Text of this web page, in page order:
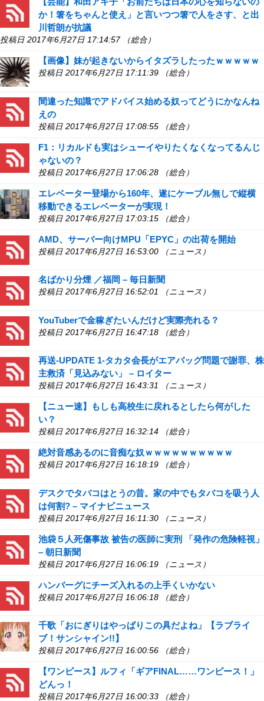
か！箸をちゃんと使え」と言いつつ箸で人をさす、と出
川哲朗が抗議
投稿日 2017年6月27日 17:14:57 （総合）
【画像】妹が起きないからイタズラしたったｗｗｗｗｗ
投稿日 2017年6月27日 17:11:39 （総合）
間違った知識でアドバイス始める奴ってどうにかなんね
えの
投稿日 2017年6月27日 17:08:55 （総合）
F1：リカルドも実はシューイやりたくなくなってるんじ
ゃないの？
投稿日 2017年6月27日 17:06:28 （総合）
エレベーター登場から160年、遂にケーブル無しで縦横
移動できるエレベーターが実現！
投稿日 2017年6月27日 17:03:15 （総合）
AMD、サーバー向けMPU「EPYC」の出荷を開始
投稿日 2017年6月27日 16:53:00 （ニュース）
名ばかり分煙 ／福岡 – 毎日新聞
投稿日 2017年6月27日 16:52:01 （ニュース）
YouTuberで金稼ぎたいんだけど実際売れる？
投稿日 2017年6月27日 16:47:18 （総合）
再送-UPDATE 1-タカタ会長がエアバッグ問題で謝罪、株
主救済「見込みない」 – ロイター
投稿日 2017年6月27日 16:43:31 （ニュース）
【ニュー速】もしも高校生に戻れるとしたら何がした
い？
投稿日 2017年6月27日 16:32:14 （総合）
絶対音感あるのに音痴な奴ｗｗｗｗｗｗｗｗｗｗ
投稿日 2017年6月27日 16:18:19 （総合）
デスクでタバコはとうの昔。家の中でもタバコを吸う人
は何割? – マイナビニュース
投稿日 2017年6月27日 16:11:30 （ニュース）
池袋５人死傷事故 被告の医師に実刑 「発作の危険軽視」
– 朝日新聞
投稿日 2017年6月27日 16:06:19 （ニュース）
ハンバーグにチーズ入れるの上手くいかない
投稿日 2017年6月27日 16:06:18 （総合）
千歌「おにぎりはやっぱりこの具だよね」【ラブライ
ブ！サンシャイン!!】
投稿日 2017年6月27日 16:00:56 （総合）
【ワンピース】ルフィ「ギアFINAL……ワンピース！」
どんっ！
投稿日 2017年6月27日 16:00:33 （総合）